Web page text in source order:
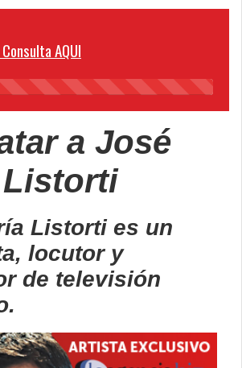
AQUI
45%
a José
Listorti
Listorti es un
locutor y
de televisión